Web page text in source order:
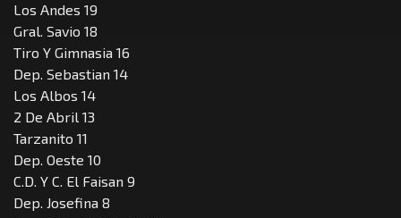
Los Andes 19
Gral. Savio 18
Tiro Y Gimnasia 16
Dep. Sebastian 14
Los Albos 14
2 De Abril 13
Tarzanito 11
Dep. Oeste 10
C.D. Y C. El Faisan 9
Dep. Josefina 8